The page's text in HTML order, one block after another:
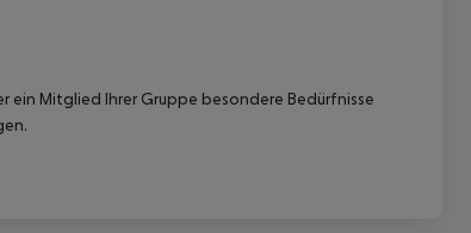
ein Mitglied Ihrer Gruppe besondere Bedürfnisse